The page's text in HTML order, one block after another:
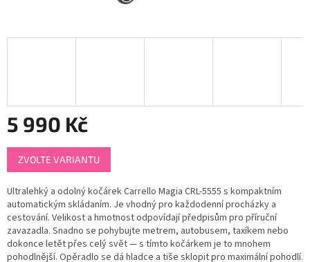
5 990 Kč
Měrná
cena:
ZVOLTE VARIANTU
Ultralehký a odolný kočárek Carrello Magia CRL-5555 s kompaktním
automatickým skládaním. Je vhodný pro každodenní procházky a
cestování. Velikost a hmotnost odpovídají předpisům pro příruční
zavazadla. Snadno se pohybujte metrem, autobusem, taxíkem nebo
dokonce letět přes celý svět — s tímto kočárkem je to mnohem
pohodlnější. Opěradlo se dá hladce a tiše sklopit pro maximální pohodlí.